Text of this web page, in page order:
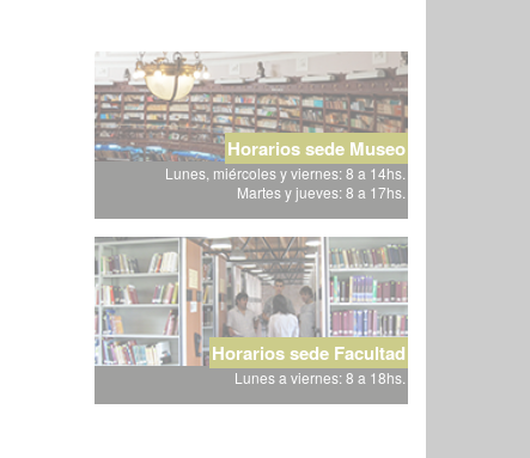
Horarios sede Museo
Lunes, miércoles y viernes: 8 a 14hs.
Martes y jueves: 8 a 17hs.
Horarios sede Facultad
Lunes a viernes: 8 a 18hs.